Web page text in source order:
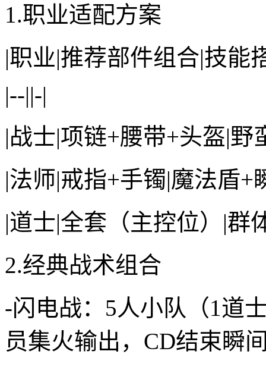
1.职业适配方案
|职业|推荐部件组合|技能
|--||-|
|战士|项链+腰带+头盔|野
|法师|戒指+手镯|魔法盾+
|道士|全套（主控位）|群
2.经典战术组合
-闪电战：5人小队（1道
员集火输出，CD结束瞬